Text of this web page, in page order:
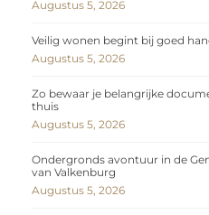
Augustus 5, 2026
Veilig wonen begint bij goed
Augustus 5, 2026
Zo bewaar je belangrijke
thuis
Augustus 5, 2026
Ondergronds avontuur in de
van Valkenburg
Augustus 5, 2026